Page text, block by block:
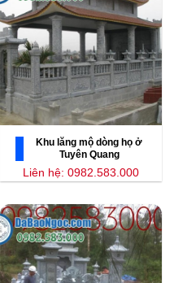
Khu lăng mộ dòng họ ở
Tuyên Quang
Liên hệ: 0982.583.000